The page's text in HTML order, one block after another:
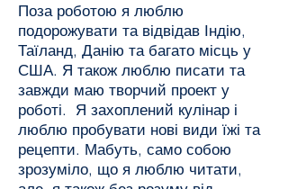
Поза роботою я люблю
подорожувати та відвідав Індію,
Таїланд, Данію та багато місць у
США. Я також люблю писати та
завжди маю творчий проект у
роботі. Я захоплений кулінар і
люблю пробувати нові види їжі та
рецепти. Мабуть, само собою
зрозуміло, що я люблю читати,